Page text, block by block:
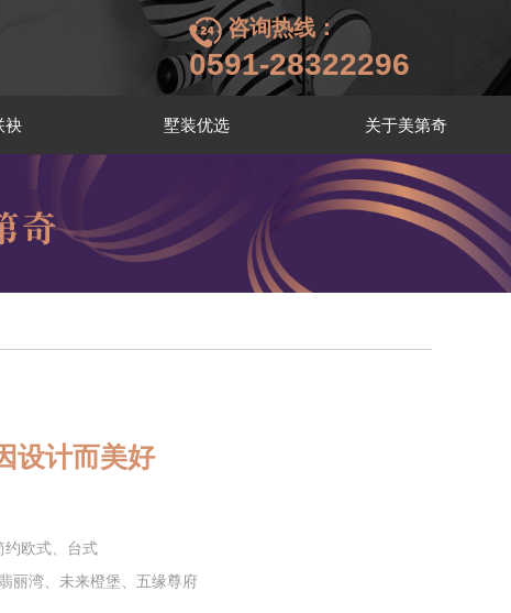
咨询热线：
0591-28322296
袂 墅装优选 关于美第奇
设计而美好
约欧式、台式
丽湾、未来橙堡、五缘尊府